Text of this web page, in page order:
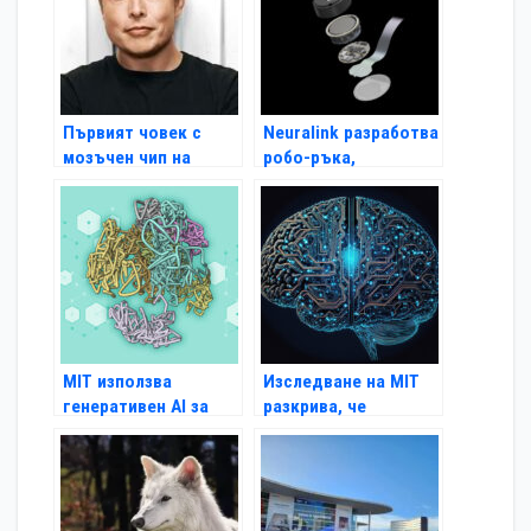
Първият човек с
мозъчен чип на
Neuralink може да
управлява
компютърна мишка с
мисълта си
Neuralink разработва
робо-ръка,
управлявана чрез
мозъчни импланти
MIT използва
генеративен AI за
бързо предсказване
на 3D структурата на
геномите
Изследване на MIT
разкрива, че
големите езикови
разсъждават по
начин, подобен на